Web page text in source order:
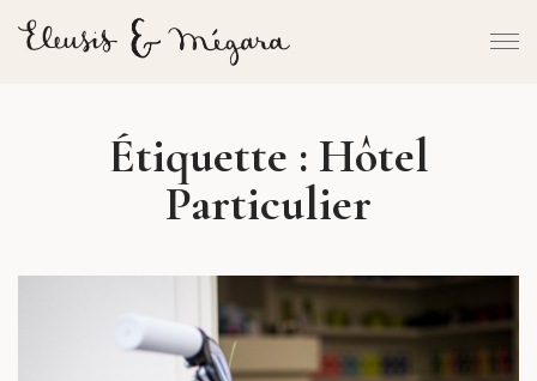
Étiquette : Hôtel
Particulier